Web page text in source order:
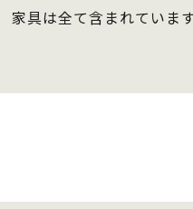
家具は全て含まれています